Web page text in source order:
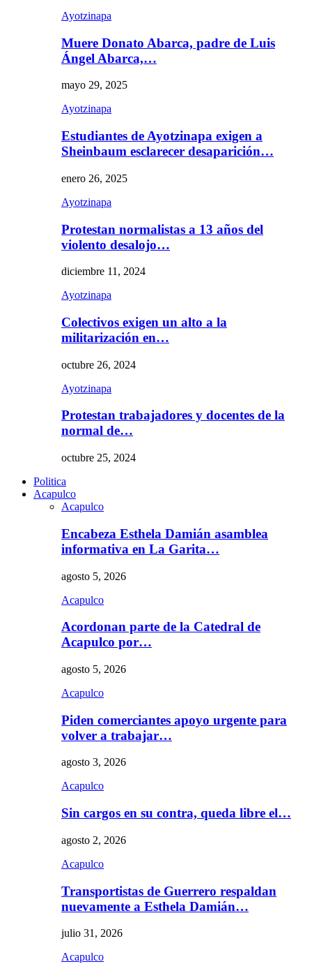
Ayotzinapa
Muere Donato Abarca, padre de Luis
Ángel Abarca,…
mayo 29, 2025
Ayotzinapa
Estudiantes de Ayotzinapa exigen a
Sheinbaum esclarecer desaparición…
enero 26, 2025
Ayotzinapa
Protestan normalistas a 13 años del
violento desalojo…
diciembre 11, 2024
Ayotzinapa
Colectivos exigen un alto a la
militarización en…
octubre 26, 2024
Ayotzinapa
Protestan trabajadores y docentes de la
normal de…
octubre 25, 2024
Politica
Acapulco
Acapulco
Encabeza Esthela Damián asamblea
informativa en La Garita…
agosto 5, 2026
Acapulco
Acordonan parte de la Catedral de
Acapulco por…
agosto 5, 2026
Acapulco
Piden comerciantes apoyo urgente para
volver a trabajar…
agosto 3, 2026
Acapulco
Sin cargos en su contra, queda libre el…
agosto 2, 2026
Acapulco
Transportistas de Guerrero respaldan
nuevamente a Esthela Damián…
julio 31, 2026
Acapulco